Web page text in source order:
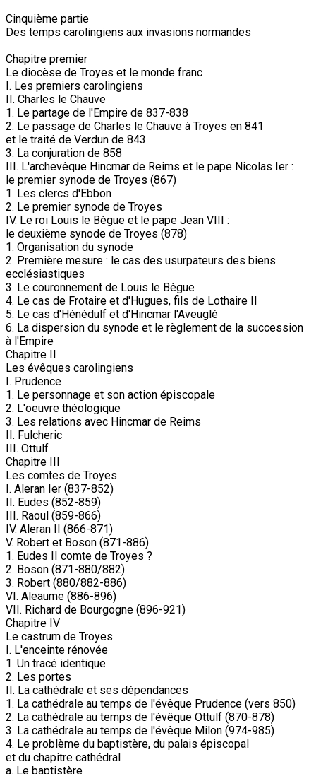
Cinquième partie
Des temps carolingiens aux invasions normandes
Chapitre premier
Le diocèse de Troyes et le monde franc
I. Les premiers carolingiens
II. Charles le Chauve
1. Le partage de l'Empire de 837-838
2. Le passage de Charles le Chauve à Troyes en 841
et le traité de Verdun de 843
3. La conjuration de 858
III. L'archevêque Hincmar de Reims et le pape Nicolas Ier :
le premier synode de Troyes (867)
1. Les clercs d'Ebbon
2. Le premier synode de Troyes
IV. Le roi Louis le Bègue et le pape Jean VIII :
le deuxième synode de Troyes (878)
1. Organisation du synode
2. Première mesure : le cas des usurpateurs des biens
ecclésiastiques
3. Le couronnement de Louis le Bègue
4. Le cas de Frotaire et d'Hugues, fils de Lothaire II
5. Le cas d'Hénédulf et d'Hincmar l'Aveuglé
6. La dispersion du synode et le règlement de la succession
à l'Empire
Chapitre II
Les évêques carolingiens
I. Prudence
1. Le personnage et son action épiscopale
2. L'oeuvre théologique
3. Les relations avec Hincmar de Reims
II. Fulcheric
III. Ottulf
Chapitre III
Les comtes de Troyes
I. Aleran Ier (837-852)
II. Eudes (852-859)
III. Raoul (859-866)
IV. Aleran II (866-871)
V. Robert et Boson (871-886)
1. Eudes II comte de Troyes ?
2. Boson (871-880/882)
3. Robert (880/882-886)
VI. Aleaume (886-896)
VII. Richard de Bourgogne (896-921)
Chapitre IV
Le castrum de Troyes
I. L'enceinte rénovée
1. Un tracé identique
2. Les portes
II. La cathédrale et ses dépendances
1. La cathédrale au temps de l'évêque Prudence (vers 850)
2. La cathédrale au temps de l'évêque Ottulf (870-878)
3. La cathédrale au temps de l'évêque Milon (974-985)
4. Le problème du baptistère, du palais épiscopal
et du chapitre cathédral
a. Le baptistère